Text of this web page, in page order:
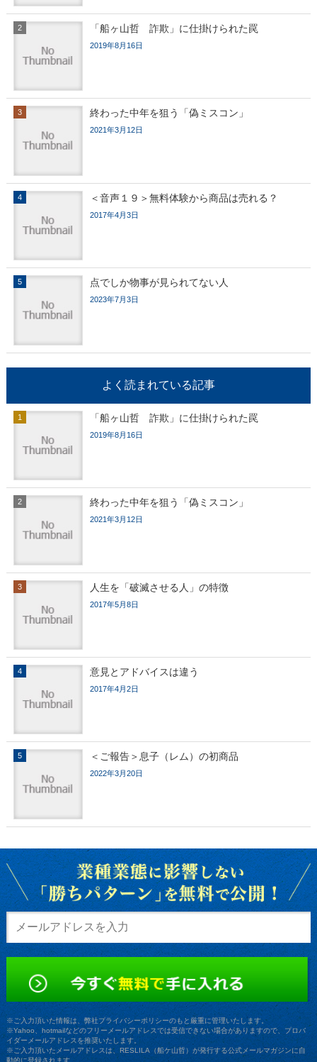
「船ヶ山哲 詐欺」に仕掛けられた罠
2019年8月16日
終わった中年を狙う「偽ミスコン」
2021年3月12日
＜音声１９＞無料体験から商品は売れる？
2017年4月3日
点でしか物事が見られてない人
2023年7月3日
よく読まれている記事
「船ヶ山哲 詐欺」に仕掛けられた罠
2019年8月16日
終わった中年を狙う「偽ミスコン」
2021年3月12日
人生を「破滅させる人」の特徴
2017年5月8日
意見とアドバイスは違う
2017年4月2日
＜ご報告＞息子（レム）の初商品
2022年3月20日
※ご入力頂いた情報は、弊社プライバシーポリシーのもと厳重に管理いたします。
※Yahoo、hotmailなどのフリーメールアドレスでは受信できない場合がありますので、プロバ
イダーメールアドレスを推奨いたします。
※ご入力頂いたメールアドレスは、RESLILA（船ケ山哲）が発行する公式メールマガジンに自
動的に登録されます。